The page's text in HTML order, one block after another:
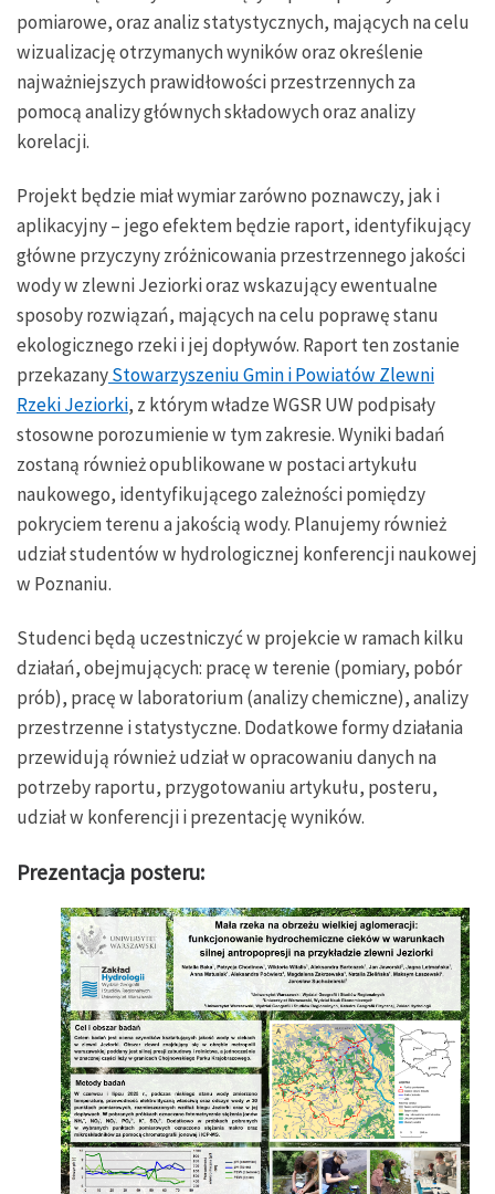
pomiarowe, oraz analiz statystycznych, mających na celu
wizualizację otrzymanych wyników oraz określenie
najważniejszych prawidłowości przestrzennych za
pomocą analizy głównych składowych oraz analizy
korelacji.
Projekt będzie miał wymiar zarówno poznawczy, jak i
aplikacyjny – jego efektem będzie raport, identyfikujący
główne przyczyny zróżnicowania przestrzennego jakości
wody w zlewni Jeziorki oraz wskazujący ewentualne
sposoby rozwiązań, mających na celu poprawę stanu
ekologicznego rzeki i jej dopływów. Raport ten zostanie
przekazanyStowarzyszeniu Gmin i Powiatów Zlewni
Rzeki Jeziorki, z którym władze WGSR UW podpisały
stosowne porozumienie w tym zakresie. Wyniki badań
zostaną również opublikowane w postaci artykułu
naukowego, identyfikującego zależności pomiędzy
pokryciem terenu a jakością wody. Planujemy również
udział studentów w hydrologicznej konferencji naukowej
w Poznaniu.
Studenci będą uczestniczyć w projekcie w ramach kilku
działań, obejmujących: pracę w terenie (pomiary, pobór
prób), pracę w laboratorium (analizy chemiczne), analizy
przestrzenne i statystyczne. Dodatkowe formy działania
przewidują również udział w opracowaniu danych na
potrzeby raportu, przygotowaniu artykułu, posteru,
udział w konferencji i prezentację wyników.
Prezentacja posteru: